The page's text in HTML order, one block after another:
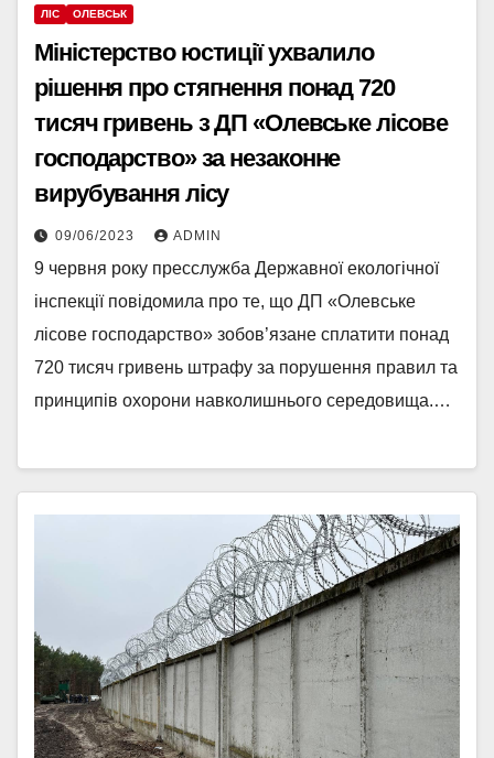
ЛІС ОЛЕВСЬК
Міністерство юстиції ухвалило
рішення про стягнення понад 720
тисяч гривень з ДП «Олевське лісове
господарство» за незаконне
вирубування лісу
09/06/2023 ADMIN
9 червня року пресслужба Державної екологічної
інспекції повідомила про те, що ДП «Олевське
лісове господарство» зобов’язане сплатити понад
720 тисяч гривень штрафу за порушення правил та
принципів охорони навколишнього середовища.…